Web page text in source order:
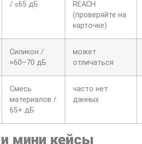
/ ≤65 дБ
REACH
(проверяйте на
карточке)
Силикон /
≈60–70 дБ
может
отличаться
Смесь
материалов /
65+ дБ
часто нет
данных
мини кейсы